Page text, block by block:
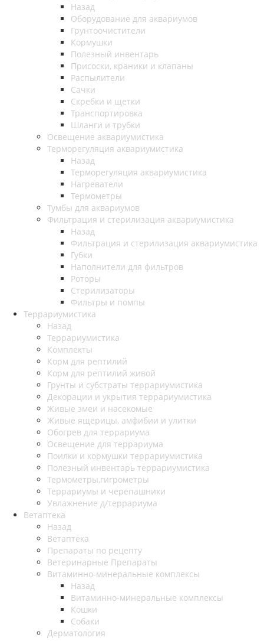
Назад
Оборудование для аквариумов
Грунтоочистители
Кормушки
Полезный инвентарь
Присоски, краники и клапаны
Распылители
Сачки
Скребки и щетки
Транспортировка
Шланги и трубки
Освещение аквариумистика
Терморегуляция аквариумистика
Назад
Терморегуляция аквариумистика
Нагреватели
Термометры
Тумбы для аквариумов
Фильтрация и стерилизация аквариумистика
Назад
Фильтрация и стерилизация аквариумистика
Губки
Наполнители для фильтров
Роторы
Стерилизаторы
Фильтры и помпы
Террариумистика
Назад
Террариумистика
Комплекты
Корм для рептилий
Корм для рептилий живой
Грунты и субстраты террариумистика
Декорации и укрытия террариумистика
Живые змеи и насекомые
Живые ящерицы, амфибии и улитки
Обогрев для террариума
Освещение для террариума
Поилки и кормушки террариумистика
Полезный инвентарь террариумистика
Термометры,гигрометры
Террариумы и черепашники
Увлажнение д/террариума
Ветаптека
Назад
Ветаптека
Препараты по рецепту
Ветеринарные Препараты
Витаминно-минеральные комплексы
Назад
Витаминно-минеральные комплексы
Кошки
Собаки
Дерматология